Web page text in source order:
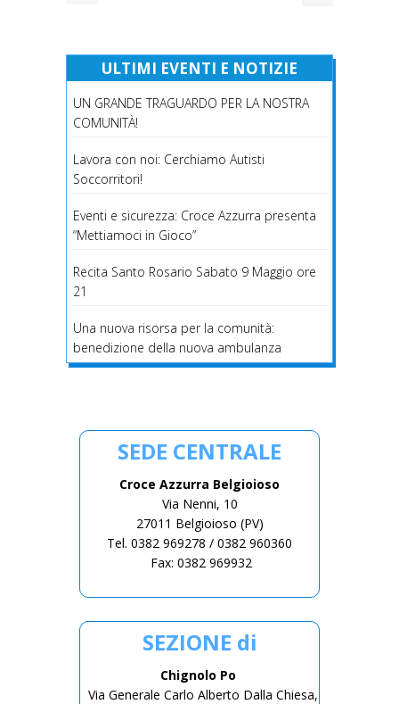
ULTIMI EVENTI E NOTIZIE
UN GRANDE TRAGUARDO PER LA NOSTRA
COMUNITÀ!
Lavora con noi: Cerchiamo Autisti
Soccorritori!
Eventi e sicurezza: Croce Azzurra presenta
“Mettiamoci in Gioco”
Recita Santo Rosario Sabato 9 Maggio ore
21
Una nuova risorsa per la comunità:
benedizione della nuova ambulanza
SEDE CENTRALE
Croce Azzurra Belgioioso
Via Nenni, 10
27011 Belgioioso (PV)
Tel. 0382 969278 / 0382 960360
Fax: 0382 969932
SEZIONE di
Chignolo Po
Via Generale Carlo Alberto Dalla Chiesa,